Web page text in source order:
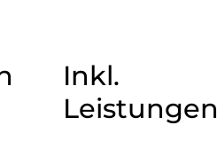
Inkl.
Leistungen